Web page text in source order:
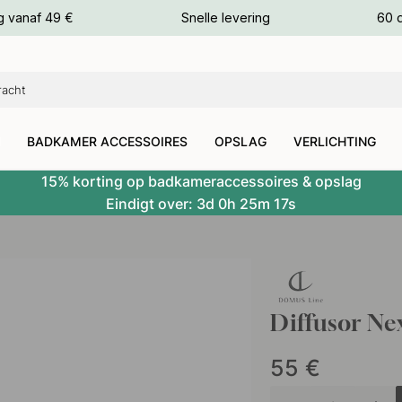
vanaf 49 € Snelle levering 60
BADKAMER ACCESSOIRES
OPSLAG VERLICHTING
15% korting op badkameraccessoires & opslag
Eindigt over: 3d 0h 25m 17s
Diffusor
55 €